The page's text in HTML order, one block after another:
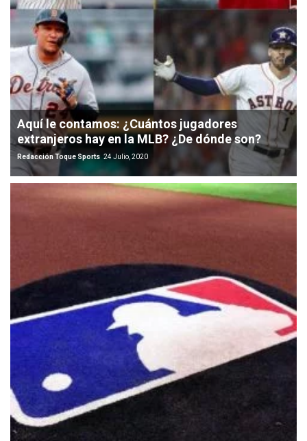
Aquí le contamos: ¿Cuántos jugadores
extranjeros hay en la MLB? ¿De dónde son?
Redacción Toque Sports 24 Julio, 2020